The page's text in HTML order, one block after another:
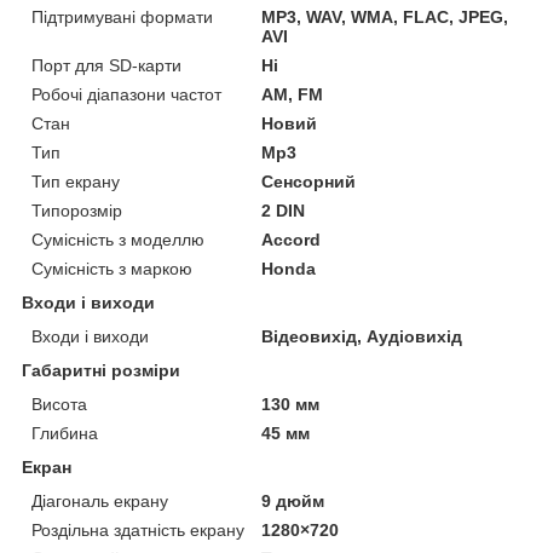
Підтримувані формати
MP3, WAV, WMA, FLAC, JPEG,
AVI
Порт для SD-карти
Ні
Робочі діапазони частот
AM, FM
Стан
Новий
Тип
Mp3
Тип екрану
Сенсорний
Типорозмір
2 DIN
Сумісність з моделлю
Accord
Сумісність з маркою
Honda
Входи і виходи
Входи і виходи
Відеовихід, Аудіовихід
Габаритні розміри
Висота
130 мм
Глибина
45 мм
Екран
Діагональ екрану
9 дюйм
Роздільна здатність екрану
1280×720